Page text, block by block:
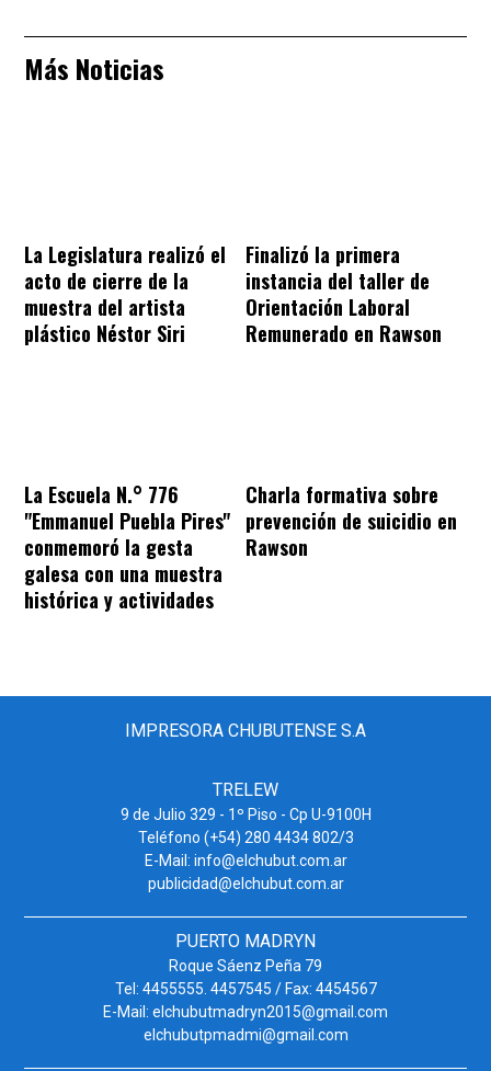
Más Noticias
La Legislatura realizó el
acto de cierre de la
muestra del artista
plástico Néstor Siri
Finalizó la primera
instancia del taller de
Orientación Laboral
Remunerado en Rawson
La Escuela N.° 776
"Emmanuel Puebla Pires"
conmemoró la gesta
galesa con una muestra
histórica y actividades
Charla formativa sobre
prevención de suicidio en
Rawson
IMPRESORA CHUBUTENSE S.A
TRELEW
9 de Julio 329 - 1º Piso - Cp U-9100H
Teléfono (+54) 280 4434 802/3
E-Mail: info@elchubut.com.ar
publicidad@elchubut.com.ar
PUERTO MADRYN
Roque Sáenz Peña 79
Tel: 4455555. 4457545 / Fax: 4454567
E-Mail: elchubutmadryn2015@gmail.com
elchubutpmadmi@gmail.com